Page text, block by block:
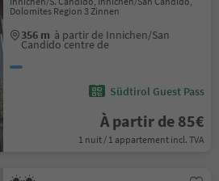
Dolomites Region 3 Zinnen
356 m à partir de Innichen/San
Candido centre de
Südtirol Guest Pass
À partir de 85€
1 nuit / 1 appartement incl. TVA